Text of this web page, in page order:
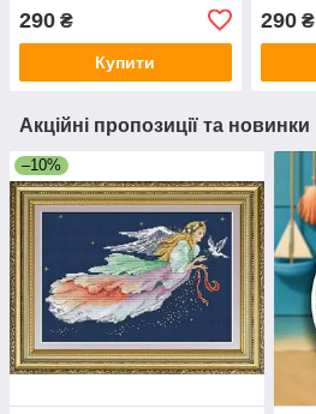
290 ₴
Купити
290₴
Акційні пропозиції та новинки
–10%